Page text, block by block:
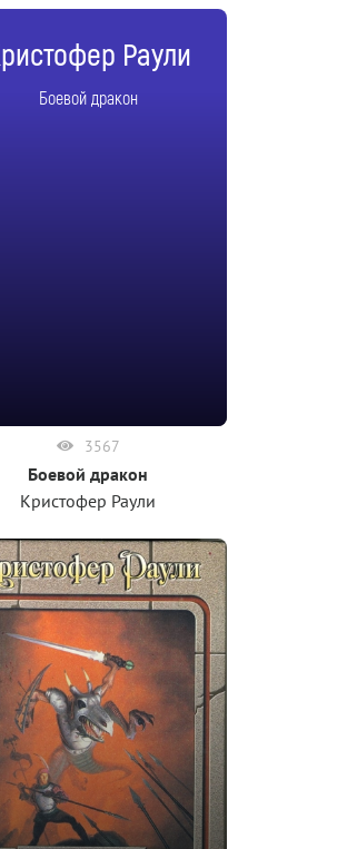
Раули
Боевой дракон
3567
Боевой дракон
Кристофер Раули